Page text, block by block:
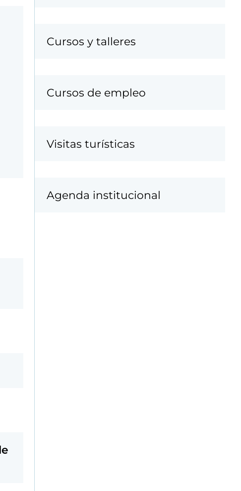
Cursos y talleres
Cursos de empleo
Visitas turísticas
Agenda institucional